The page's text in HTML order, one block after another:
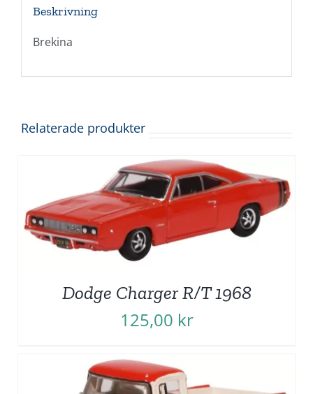
Beskrivning
Brekina
Relaterade produkter
Dodge Charger R/T 1968
125,00 kr